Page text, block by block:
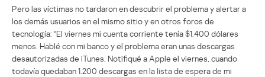
Pero las víctimas no tardaron en descubrir el problema y alertar a
los demás usuarios en el mismo sitio y en otros foros de
tecnología: “El viernes mi cuenta corriente tenía $1.400 dólares
menos. Hablé con mi banco y el problema eran unas descargas
desautorizadas de iTunes. Notifiqué a Apple el viernes, cuando
todavía quedaban 1.200 descargas en la lista de espera de mi